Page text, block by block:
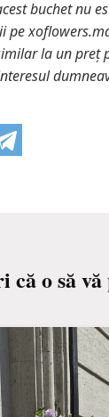
oricare dintre
se mai află
articol similar.
florile sunt
buchet nu
pe
la un preț
că o să